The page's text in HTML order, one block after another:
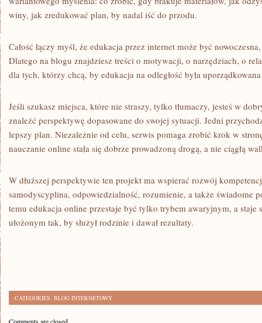
winy, jak zredukować plan, by nadal iść do przodu.
Całość łączy myśl, że edukacja przez internet może być
Dlatego na blogu znajdziesz treści o motywacji, o narzędziach, o
dla tych, którzy chcą, by edukacja na odległość była
Jeśli szukasz miejsca, które nie straszy, tylko tłumaczy, jesteś w
znaleźć perspektywę dopasowane do swojej sytuacji. Jedni
lepszy plan. Niezależnie od celu, serwis pomaga zrobić krok w
nauczanie online stała się dobrze prowadzoną drogą, a nie ciągłą
W dłuższej perspektywie ten projekt ma wspierać rozwój
samodyscyplina, odpowiedzialność, rozumienie, a także świadome
temu edukacja online przestaje być tylko trybem awaryjnym, a staje
ułożonym tak, by służył rodzinie i dawał rezultaty.
CATEGORIES: BLOG INTERNETOWY